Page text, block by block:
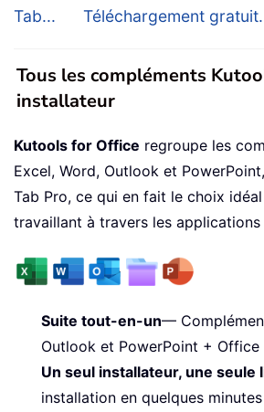
Tab...
Téléchargement
Tous les compléments
installateur
Kutools for Office regroupe les
Excel, Word, Outlook et
Tab Pro, ce qui en fait le choix
travaillant à travers les applications
Suite tout-en-un—
Outlook et PowerPoint + Office
Un seul installateur, une seule
installation en quelques